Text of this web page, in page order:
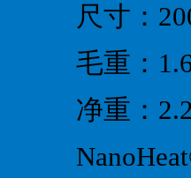
尺寸：
毛重：
净重：